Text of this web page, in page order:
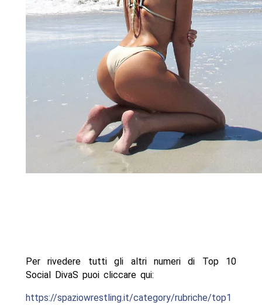
Per rivedere tutti gli altri numeri di Top 10
Social DivaS puoi cliccare qui:
https://spaziowrestling.it/category/rubriche/top1